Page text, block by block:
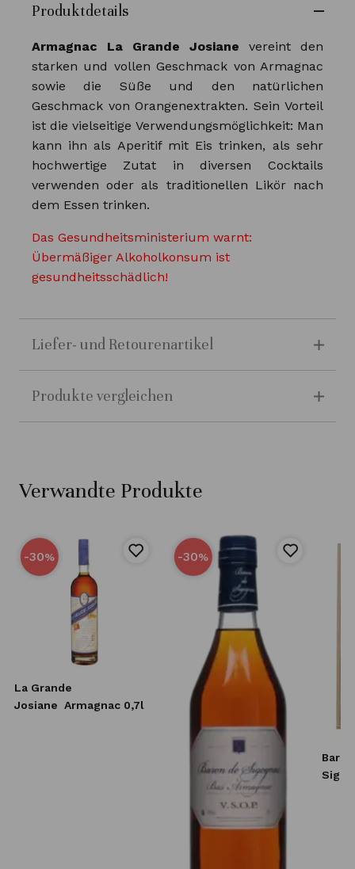
Produktdetails
Armagnac La Grande Josiane vereint den
starken und vollen Geschmack von Armagnac
sowie die Süße und den natürlichen
Geschmack von Orangenextrakten. Sein Vorteil
ist die vielseitige Verwendungsmöglichkeit: Man
kann ihn als Aperitif mit Eis trinken, als sehr
hochwertige Zutat in diversen Cocktails
verwenden oder als traditionellen Likör nach
dem Essen trinken.
Das Gesundheitsministerium warnt:
Übermäßiger Alkoholkonsum ist
gesundheitsschädlich!
Liefer- und Retourenartikel
Produkte vergleichen
Verwandte Produkte
-30%
La Grande
Josiane Armagnac 0,7l
-30%